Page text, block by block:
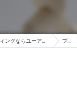
宮崎でコンサルティングならユーアンドミークリエイト株式会社 ブログ